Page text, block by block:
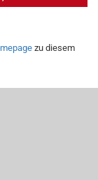
zu diesem